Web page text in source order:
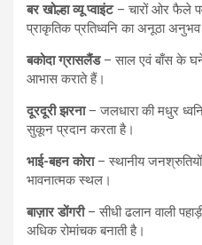
बर खोल्हा व्यू प्वाइंट– चारों ओर फैले
प्राकृतिक प्रतिध्वनि का अनूठा
बकोदा ग्रासलैंड– साल एवं बाँस के घने
आभास कराते हैं।
दूरदूरी झरना– जलधारा की मधुर
सुकून प्रदान करता है।
भाई-बहन कोरा– स्थानीय
भावनात्मक स्थल।
बाज़ार डोंगरी– सीधी ढलान वाली
अधिक रोमांचक बनाती है।